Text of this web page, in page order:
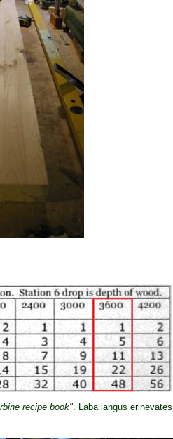
recipe book". Laba langus